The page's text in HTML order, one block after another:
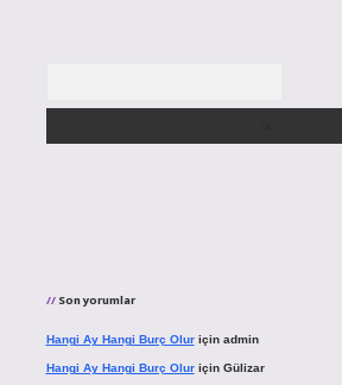
Son yorumlar
Hangi Ay Hangi Burç Oluriçin admin
Hangi Ay Hangi Burç Oluriçin Gülizar